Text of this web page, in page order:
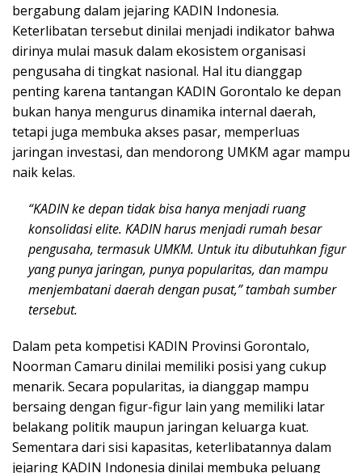
bergabung dalam jejaring KADIN Indonesia.
Keterlibatan tersebut dinilai menjadi indikator bahwa
dirinya mulai masuk dalam ekosistem organisasi
pengusaha di tingkat nasional. Hal itu dianggap
penting karena tantangan KADIN Gorontalo ke depan
bukan hanya mengurus dinamika internal daerah,
tetapi juga membuka akses pasar, memperluas
jaringan investasi, dan mendorong UMKM agar mampu
naik kelas.
“KADIN ke depan tidak bisa hanya menjadi ruang
konsolidasi elite. KADIN harus menjadi rumah besar
pengusaha, termasuk UMKM. Untuk itu dibutuhkan figur
yang punya jaringan, punya popularitas, dan mampu
menjembatani daerah dengan pusat,” tambah sumber
tersebut.
Dalam peta kompetisi KADIN Provinsi Gorontalo,
Noorman Camaru dinilai memiliki posisi yang cukup
menarik. Secara popularitas, ia dianggap mampu
bersaing dengan figur-figur lain yang memiliki latar
belakang politik maupun jaringan keluarga kuat.
Sementara dari sisi kapasitas, keterlibatannya dalam
jejaring KADIN Indonesia dinilai membuka peluang